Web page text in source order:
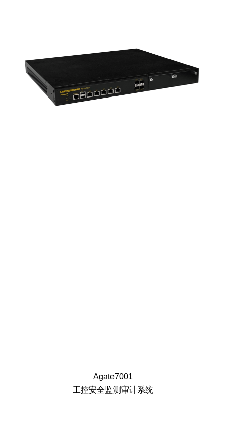
Agate7001
工控安全监测审计系统